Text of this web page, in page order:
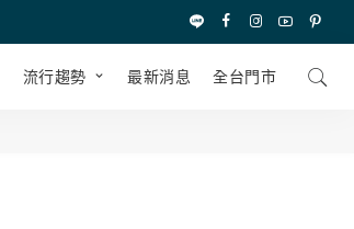
流行趨勢 最新消息 全台⾨市